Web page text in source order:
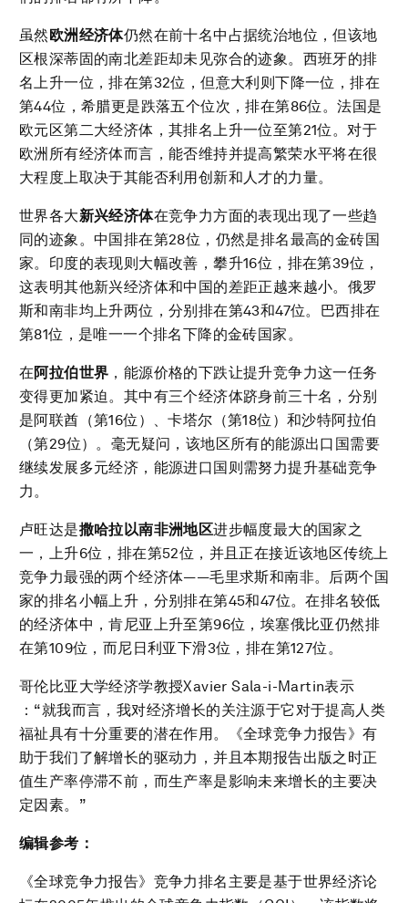
虽然欧洲经济体仍然在前十名中占据统治地位，但该地
区根深蒂固的南北差距却未见弥合的迹象。西班牙的排
名上升一位，排在第32位，但意大利则下降一位，排在
第44位，希腊更是跌落五个位次，排在第86位。法国是
欧元区第二大经济体，其排名上升一位至第21位。对于
欧洲所有经济体而言，能否维持并提高繁荣水平将在很
大程度上取决于其能否利用创新和人才的力量。
世界各大新兴经济体在竞争力方面的表现出现了一些趋
同的迹象。中国排在第28位，仍然是排名最高的金砖国
家。印度的表现则大幅改善，攀升16位，排在第39位，
这表明其他新兴经济体和中国的差距正越来越小。俄罗
斯和南非均上升两位，分别排在第43和47位。巴西排在
第81位，是唯一一个排名下降的金砖国家。
在阿拉伯世界 ，能源价格的下跌让提升竞争力这一任务
变得更加紧迫。其中有三个经济体跻身前三十名，分别
是阿联酋（第16位）、卡塔尔（第18位）和沙特阿拉伯
（第29位）。毫无疑问，该地区所有的能源出口国需要
继续发展多元经济，能源进口国则需努力提升基础竞争
力。
卢旺达是撒哈拉以南非洲地区进步幅度最大的国家之
一，上升6位，排在第52位，并且正在接近该地区传统上
竞争力最强的两个经济体——毛里求斯和南非。后两个国
家的排名小幅上升，分别排在第45和47位。在排名较低
的经济体中，肯尼亚上升至第96位，埃塞俄比亚仍然排
在第109位，而尼日利亚下滑3位，排在第127位。
哥伦比亚大学经济学教授Xavier Sala-i-Martin表示
：“就我而言，我对经济增长的关注源于它对于提高人类
福祉具有十分重要的潜在作用。《全球竞争力报告》有
助于我们了解增长的驱动力，并且本期报告出版之时正
值生产率停滞不前，而生产率是影响未来增长的主要决
定因素。”
编辑参考：
《全球竞争力报告》竞争力排名主要是基于世界经济论